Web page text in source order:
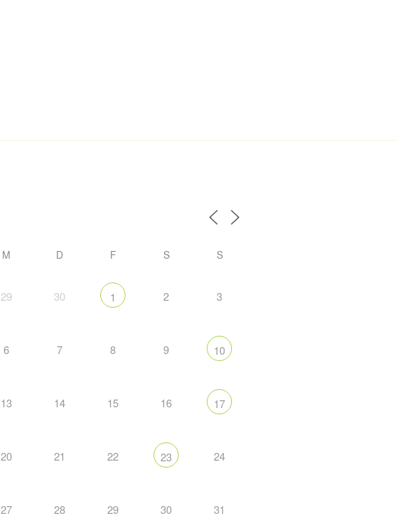
M D F S S
29 30 1 2 3
6 7 8 9 10
13 14 15 16 17
20 21 22 23 24
27 28 29 30 31